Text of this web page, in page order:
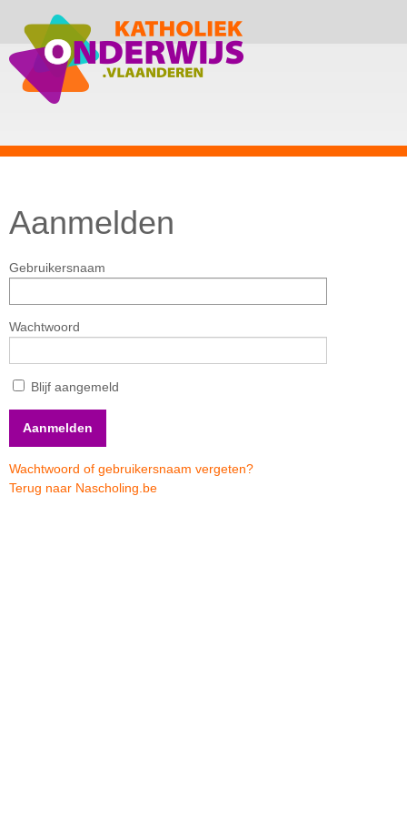
Aanmelden
Gebruikersnaam
Wachtwoord
Blijf aangemeld
Wachtwoord of gebruikersnaam vergeten?
Terug naar Nascholing.be